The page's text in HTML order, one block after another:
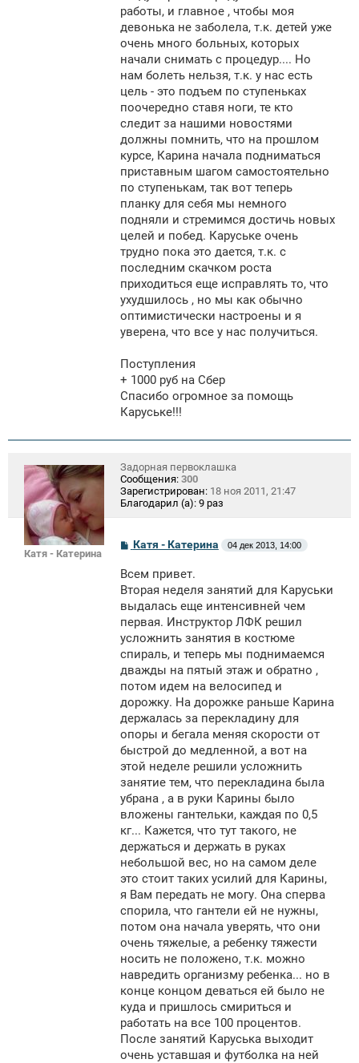
работы, и главное , чтобы моя
девонька не заболела, т.к. детей уже
очень много больных, которых
начали снимать с процедур.... Но
нам болеть нельзя, т.к. у нас есть
цель - это подъем по ступеньках
поочередно ставя ноги, те кто
следит за нашими новостями
должны помнить, что на прошлом
курсе, Карина начала подниматься
приставным шагом самостоятельно
по ступенькам, так вот теперь
планку для себя мы немного
подняли и стремимся достичь новых
целей и побед. Каруське очень
трудно пока это дается, т.к. с
последним скачком роста
приходиться еще исправлять то, что
ухудшилось , но мы как обычно
оптимистически настроены и я
уверена, что все у нас получиться.
Поступления
+ 1000 руб на Сбер
Спасибо огромное за помощь
Каруське!!!
Катя - Катерина
Задорная первоклашка
Сообщения: 300
Зарегистрирован: 18 ноя 2011, 21:47
Благодарил (а): 9 раз
С
б
щ
н
и
Катя - Катерина 04 дек 2013, 14:00
Всем привет.
Вторая неделя занятий для Каруськи
выдалась еще интенсивней чем
первая. Инструктор ЛФК решил
усложнить занятия в костюме
спираль, и теперь мы поднимаемся
дважды на пятый этаж и обратно ,
потом идем на велосипед и
дорожку. На дорожке раньше Карина
держалась за перекладину для
опоры и бегала меняя скорости от
быстрой до медленной, а вот на
этой неделе решили усложнить
занятие тем, что перекладина была
убрана , а в руки Карины было
вложены гантельки, каждая по 0,5
кг... Кажется, что тут такого, не
держаться и держать в руках
небольшой вес, но на самом деле
это стоит таких усилий для Карины,
я Вам передать не могу. Она сперва
спорила, что гантели ей не нужны,
потом она начала уверять, что они
очень тяжелые, а ребенку тяжести
носить не положено, т.к. можно
навредить организму ребенка... но в
конце концом деваться ей было не
куда и пришлось смириться и
работать на все 100 процентов.
После занятий Каруська выходит
очень уставшая и футболка на ней